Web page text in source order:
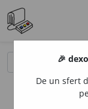
🎉
De un sfert